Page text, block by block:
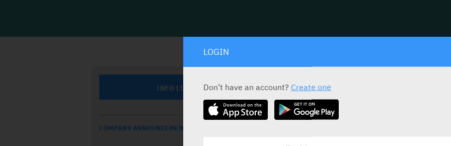
INFO LINE
COMPANY ANNOUNCEMENTS
Desferal® 0.5 g
LOGIN
Don’t have an account? Create one